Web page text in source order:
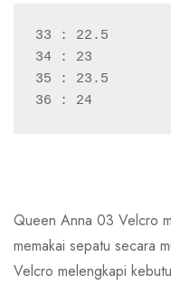
33 : 22.5
34 : 23
35 : 23.5
36 : 24
Queen Anna 03 Velcro
memakai sepatu secara
Velcro melengkapi